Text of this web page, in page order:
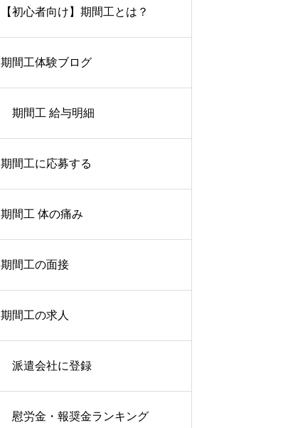
【初心者向け】期間工とは？
期間工体験ブログ
期間工 給与明細
期間工に応募する
期間工 体の痛み
期間工の面接
期間工の求人
派遣会社に登録
慰労金・報奨金ランキング